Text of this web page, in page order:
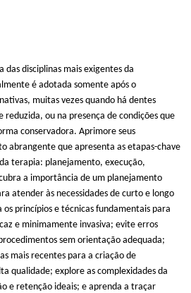
disciplinas mais exigentes da
é adotada somente após o
muitas vezes quando há dentes
reduzida, ou na presença de condições que
conservadora. Aprimore seus
abrangente que apresenta as etapas-chave
terapia: planejamento, execução,
a importância de um planejamento
atender às necessidades de curto e longo
princípios e técnicas fundamentais para
e minimamente invasiva; evite erros
sem orientação adequada;
mais recentes para a criação de
qualidade; explore as complexidades da
e retenção ideais; e aprenda a traçar